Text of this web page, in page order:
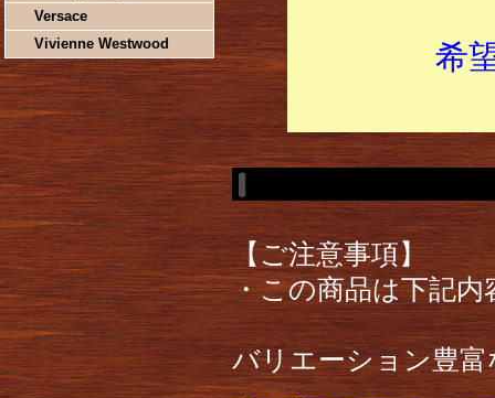
Versace
Vivienne Westwood
希
【ご注意事項】
・この商品は下記
バリエーション豊